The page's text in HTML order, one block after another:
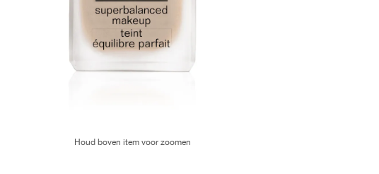
Houd boven item voor zoomen